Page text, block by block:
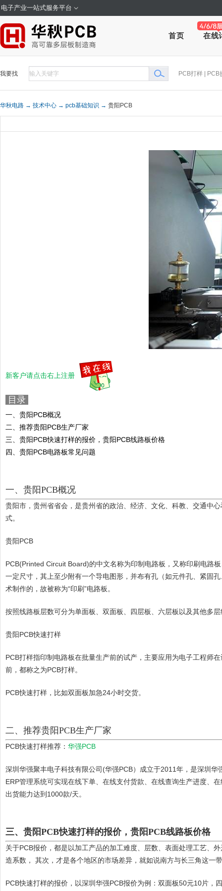
电子产业一站式服务平台
首页 在线
我要找 PCB打样 PCB
华秋电路 → 技术中心 → pcb基础知识 → 贵阳PCB
新客户请点击右上注册
目录
一、贵阳PCB概况
二、推荐贵阳PCB生产厂家
三、贵阳PCB快速打样的报价，贵阳PCB线路板价格
四、贵阳PCB电路板常见问题
一、贵阳PCB概况
贵阳市，贵州省省会，是贵州省的政治、经济、文化、科教、交通中
式。
贵阳PCB
PCB(Printed Circuit Board)的中文名称为印制电路板，又称印刷电路
一定尺寸，其上至少附有一个导电图形，并布有孔（如元件孔、紧固
术制作的，故被称为“印刷”电路板。
按照线路板层数可分为单面板、双面板、四层板、六层板以及其他多
贵阳PCB快速打样
PCB打样指印制电路板在批量生产前的试产，主要应用为电子工程师
前，都称之为PCB打样。
PCB快速打样，比如双面板加急24小时交货。
二、推荐贵阳PCB生产厂家
PCB快速打样推荐： 华强PCB
深圳华强聚丰电子科技有限公司(华强PCB）成立于2011年，是深圳
ERP管理系统可实现在线下单、在线支付货款、在线查询生产进度、
出货能力达到1000款/天。
三、贵阳PCB快速打样的报价，贵阳PCB线路板价格
关于PCB报价，都是以加工产品的加工难度、层数、表面处理工艺、
造系数， 其次，才是各个地区的市场差异，就如说南方与长三角这一
PCB快速打样的报价，以深圳华强PCB报价为例：双面板50元10片，